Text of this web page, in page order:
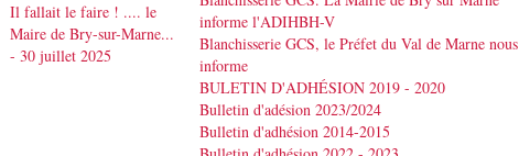
Il fallait le faire ! .... le
Maire de Bry-sur-Marne...
- 30 juillet 2025
informe l'ADIHBH-V
Blanchisserie GCS, le Préfet du Val de Marne nous
informe
BULETIN D'ADHÉSION 2019 - 2020
Bulletin d'adésion 2023/2024
Bulletin d'adhésion 2014-2015